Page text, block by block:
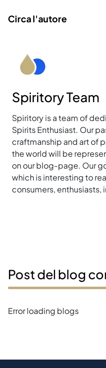
Circa l'autore
Spiritory Team
Spiritory is a team of
Spirits Enthusiast. Our
craftmanship and art of
the world will be
on our blog-page. Our
which is interesting to
consumers, enthusiasts,
Post del blog
Error loading blogs